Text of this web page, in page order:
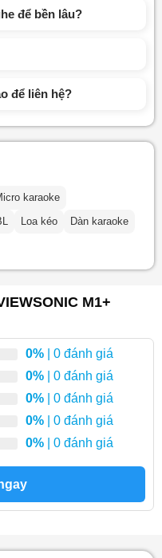
để bền lâu?
để liên hệ?
karaoke
Loa kéo
Dàn karaoke
M1+
0% | 0 đánh giá
0% | 0 đánh giá
0% | 0 đánh giá
0% | 0 đánh giá
0% | 0 đánh giá